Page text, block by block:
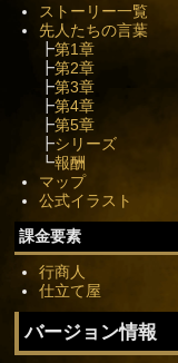
ストーリー一覧
先人たちの言葉
┣第1章
┣第2章
┣第3章
┣第4章
┣第5章
┣シリーズ
┗報酬
マップ
公式イラスト
課金要素
行商人
仕立て屋
バージョン情報